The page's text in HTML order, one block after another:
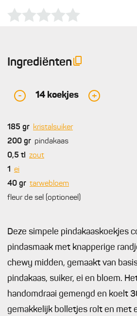
Ingrediënten
- 14 koekjes +
185 gr kristalsuiker
200 gr pindakaas
0,5 tl
zout
1
ei
40 gr tarwebloem
fleur de sel (optioneel)
Deze simpele pindakaaskoekjes
pindasmaak met knapperige
chewy midden, gemaakt van
pindakaas, suiker, ei en bloem.
handomdraai gemengd en koelt
gemakkelijk bolletjes rolt en met